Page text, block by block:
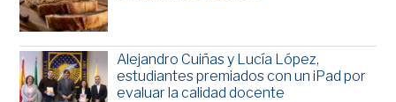
Alejandro Cuiñas y Lucía López,
estudiantes premiados con un iPad por
evaluar la calidad docente